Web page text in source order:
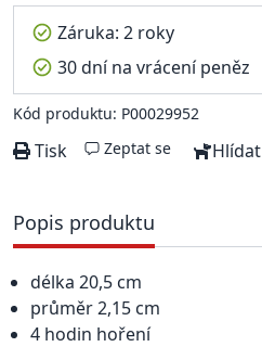
Záruka: 2 roky
30 dní na vrácení peněz
Kód produktu: P00029952
Tisk Zeptat se Hlídat
Popis produktu
délka 20,5 cm
průměr 2,15 cm
4 hodin hoření